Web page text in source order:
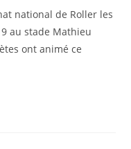
national de Roller les
au stade Mathieu
ont animé ce